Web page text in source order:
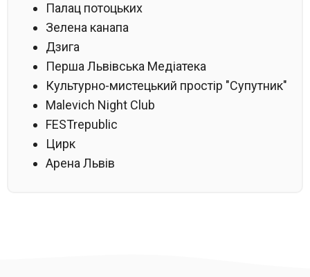
Палац потоцьких
Зелена канапа
Дзига
Перша Львівська Медіатека
Культурно-мистецький простір "Супутник"
Malevich Night Club
FESTrepublic
Цирк
Арена Львів